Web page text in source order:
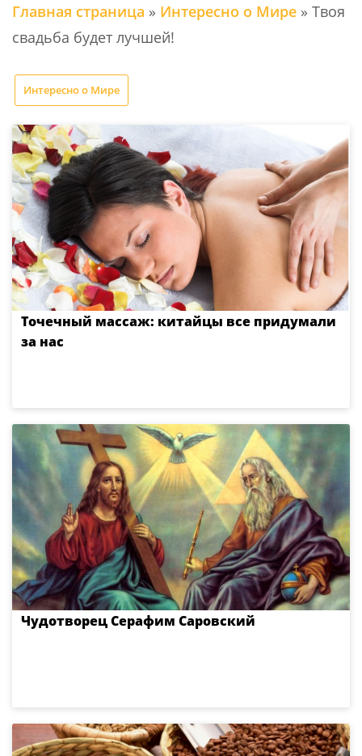
Главная страница » Интересно о Мире » Твоя
свадьба будет лучшей!
Интересно о Мире
Точечный массаж: китайцы все придумали
за нас
Чудотворец Серафим Саровский